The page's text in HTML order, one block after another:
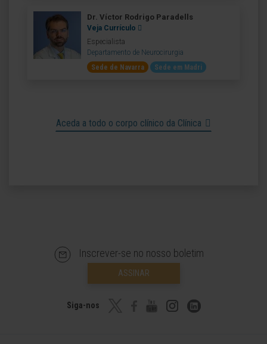
Dr. Víctor Rodrigo Paradells
Veja Currículo
Especialista
Departamento de Neurocirurgia
Sede de Navarra
Sede em Madri
Aceda a todo o corpo clínico da Clínica
Inscrever-se no nosso boletim
ASSINAR
Siga-nos